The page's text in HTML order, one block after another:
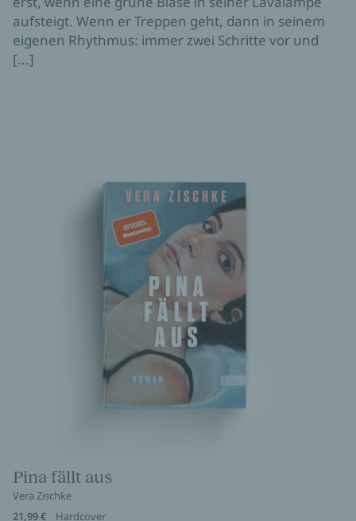
aufsteigt. Wenn er Treppen geht, dann in seinem
eigenen Rhythmus: immer zwei Schritte vor und
[...]
Pina fällt aus
Vera Zischke
21,99 €
Hardcover